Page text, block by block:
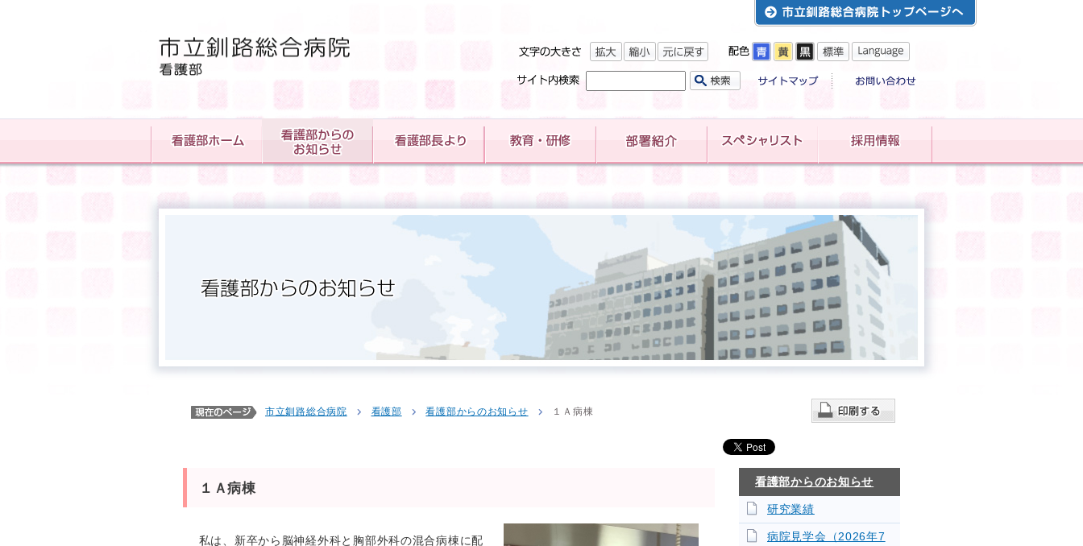
市立釧路総合病院 看護部 看護部からのお知らせ １Ａ病棟
１Ａ病棟
私は、新卒から脳神経外科と胸部外科の混合病棟に配
看護部からのお知らせ
研究業績
病院見学会（2026年7